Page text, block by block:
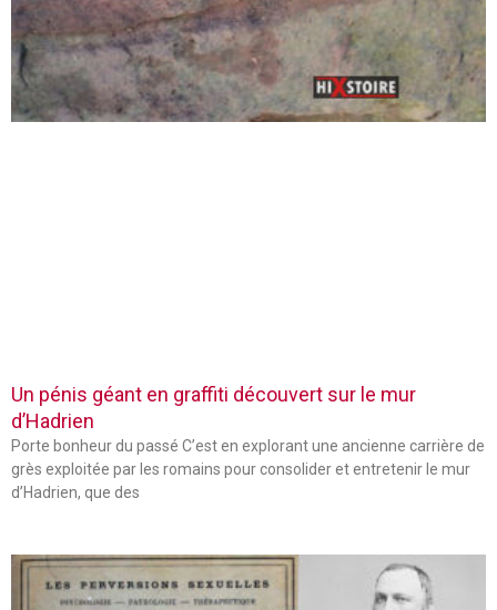
Un pénis géant en graffiti découvert sur le mur
d’Hadrien
Porte bonheur du passé C’est en explorant une ancienne carrière de
grès exploitée par les romains pour consolider et entretenir le mur
d’Hadrien, que des